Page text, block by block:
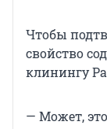
Чтобы
свойство
клинингу
— Может,